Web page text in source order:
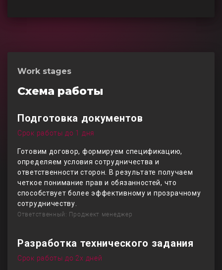
Work stages
Схема работы
Подготовка документов
Срок работы до 1 дня
Готовим договор, формируем спецификацию,
определяем условия сотрудничества и
ответственности сторон. В результате получаем
четкое понимание прав и обязанностей, что
способствует более эффективному и прозрачному
сотрудничеству.
Ответственный: Проджект менеджер
Разработка технического задания
Срок работы до 2х дней